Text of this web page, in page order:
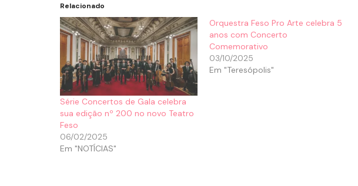
Relacionado
Série Concertos de Gala celebra
sua edição nº 200 no novo Teatro
Feso
06/02/2025
Em "NOTÍCIAS"
Orquestra Feso Pro Arte celebra 5
anos com Concerto
Comemorativo
03/10/2025
Em "Teresópolis"